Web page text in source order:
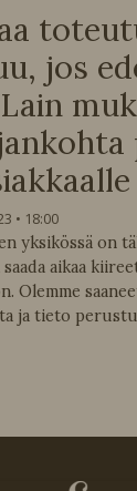
jos
18:00
yksikössä on
aikaa
Olemme
ja tieto